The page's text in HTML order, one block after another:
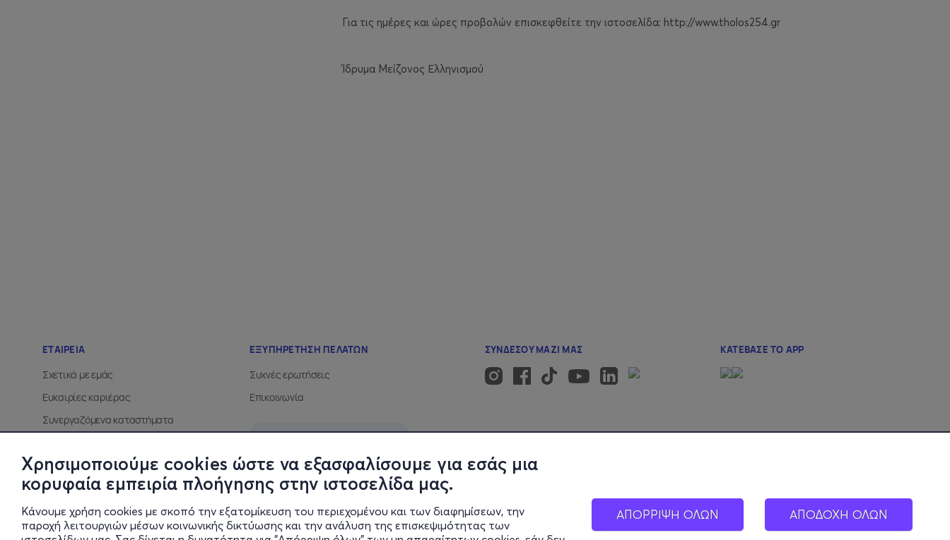
Χρησιμοποιούμε cookies ώστε να εξασφαλίσουμε για εσάς μια
κορυφαία εμπειρία πλοήγησης στην ιστοσελίδα μας.
Κάνουμε χρήση cookies με σκοπό την εξατομίκευση του περιεχομένου και των διαφημίσεων, την
παροχή λειτουργιών μέσων κοινωνικής δικτύωσης και την ανάλυση της επισκεψιμότητας των
ΑΠΟΡΡΙΨΗ ΟΛΩΝ ΑΠΟΔΟΧΗ ΟΛΩΝ
Για τις ημέρες και ώρες προβολών επισκεφθείτε την ιστοσελίδα: http://www.tholos254.gr
Ίδρυμα Μείζονος Ελληνισμού